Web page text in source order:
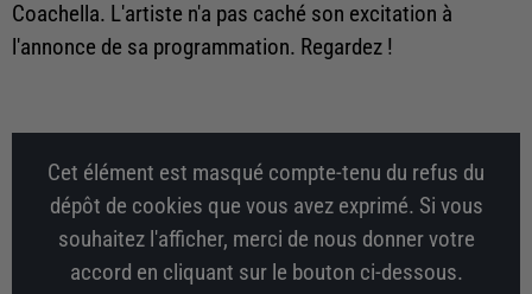
Coachella. L'artiste n'a pas caché son excitation à
l'annonce de sa programmation. Regardez !
Cet élément est masqué compte-tenu du refus du
dépôt de cookies que vous avez exprimé. Si vous
souhaitez l'afficher, merci de nous donner votre
accord en cliquant sur le bouton ci-dessous.